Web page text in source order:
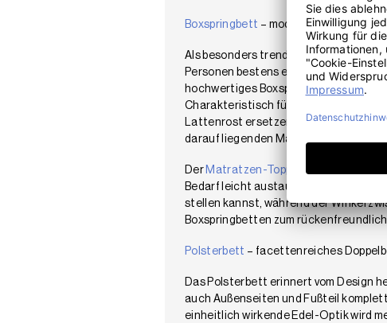
Boxspringbett – moderne
Als besonders trendy gelten
Personen bestens eignen. Der große
hochwertiges Boxspringbett – das im
Charakteristisch für diese Art von
Lattenrost ersetzen. Das Boxspring
darauf liegenden Matratze und dem
Der Matratzen-Topper
ist bei einigen
Bedarf leicht austauschen. Von
stellen kannst, während der Winkel
Boxspringbetten zum
Polsterbett – facettenreiches
Das Polsterbett erinnert vom Design
auch Außenseiten und Fußteil
einheitlich wirkende Edel-Optik wird